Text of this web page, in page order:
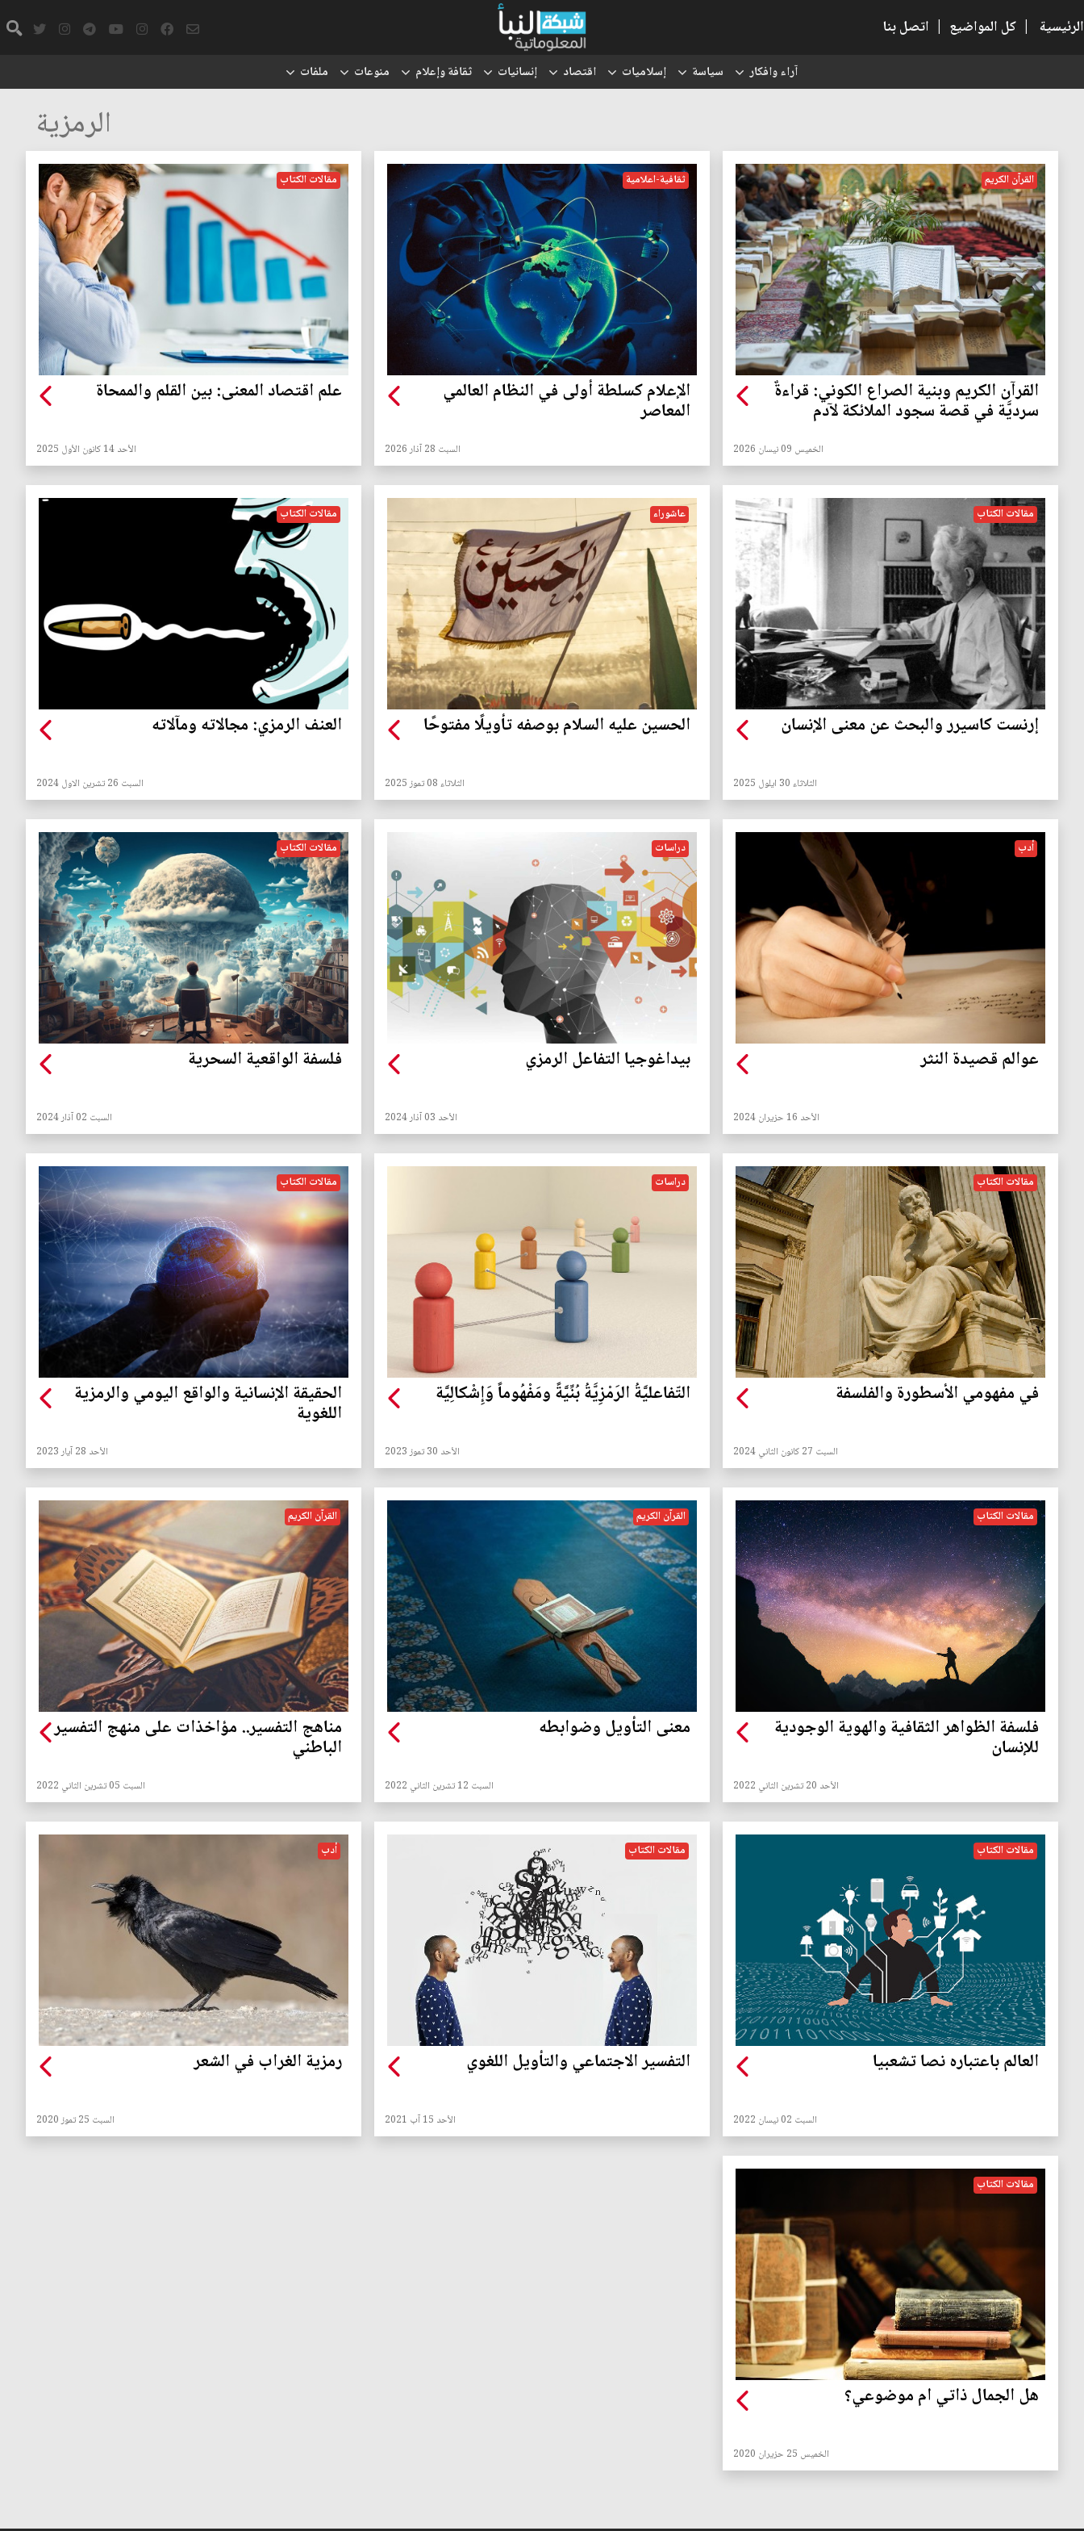
الرئيسية | كل المواضيع | اتصل بنا
آراء وافكار سياسة إسلاميات اقتصاد إنسانيات ثقافة وإعلام منوعات ملفات
الرمزية
القرآن الكريم
القرآن الكريم وبنية الصراع الكوني: قراءةٌ
سرديَّة في قصة سجود الملائكة لآدم
الخميس 09 نيسان 2026
ثقافية-اعلامية
الإعلام كسلطة أولى في النظام العالمي
المعاصر
السبت 28 آذار 2026
مقالات الكتاب
علم اقتصاد المعنى: بين القلم والممحاة
الأحد 14 كانون الأول 2025
مقالات الكتاب
إرنست كاسيرر والبحث عن معنى الإنسان
الثلاثاء 30 ايلول 2025
عاشوراء
الحسين عليه السلام بوصفه تأويلًا مفتوحًا
الثلاثاء 08 تموز 2025
مقالات الكتاب
العنف الرمزي: مجالاته ومآلاته
السبت 26 تشرين الاول 2024
أدب
عوالم قصيدة النثر
الأحد 16 حزيران 2024
دراسات
بيداغوجيا التفاعل الرمزي
الأحد 03 آذار 2024
مقالات الكتاب
فلسفة الواقعية السحرية
السبت 02 آذار 2024
مقالات الكتاب
في مفهومي الأسطورة والفلسفة
السبت 27 كانون الثاني 2024
دراسات
التّفاعليَّةُ الرَمْزِيَّةُ بُنِّيَّةً ومَفْهُوماً وَإِشْكالِيَّة
الأحد 30 تموز 2023
مقالات الكتاب
الحقيقة الإنسانية والواقع اليومي والرمزية
اللغوية
الأحد 28 آيار 2023
مقالات الكتاب
فلسفة الظواهر الثقافية والهوية الوجودية
للإنسان
الأحد 20 تشرين الثاني 2022
القرآن الكريم
معنى التأويل وضوابطه
السبت 12 تشرين الثاني 2022
القرآن الكريم
مناهج التفسير.. مؤاخذات على منهج التفسير
الباطني
السبت 05 تشرين الثاني 2022
مقالات الكتاب
العالم باعتباره نصا تشعبيا
السبت 02 نيسان 2022
مقالات الكتاب
التفسير الاجتماعي والتأويل اللغوي
الأحد 15 آب 2021
أدب
رمزية الغراب في الشعر
السبت 25 تموز 2020
مقالات الكتاب
هل الجمال ذاتي ام موضوعي؟
الخميس 25 حزيران 2020